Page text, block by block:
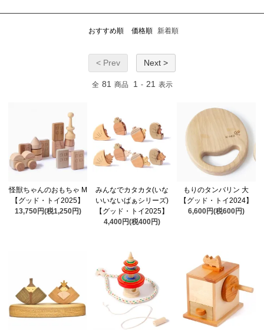
おすすめ順 価格順 新着順
< Prev Next >
全 81 商品 1 - 21 表示
怪獣ちゃんのおもちゃ M
【グッド・トイ2025】
13,750円(税1,250円)
みんなでカタカタ(いな
いいないばぁシリーズ)
【グッド・トイ2025】
4,400円(税400円)
もりのタンバリン 大
【グッド・トイ2024】
6,600円(税600円)